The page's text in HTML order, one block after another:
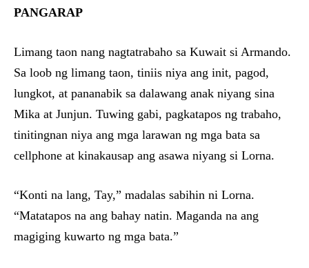
PANGARAP
Limang taon nang nagtatrabaho sa Kuwait si Armando.
Sa loob ng limang taon, tiniis niya ang init, pagod,
lungkot, at pananabik sa dalawang anak niyang sina
Mika at Junjun. Tuwing gabi, pagkatapos ng trabaho,
tinitingnan niya ang mga larawan ng mga bata sa
cellphone at kinakausap ang asawa niyang si Lorna.
“Konti na lang, Tay,” madalas sabihin ni Lorna.
“Matatapos na ang bahay natin. Maganda na ang
magiging kuwarto ng mga bata.”